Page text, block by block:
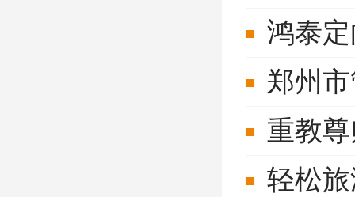
鸿泰
郑州
重教
轻松